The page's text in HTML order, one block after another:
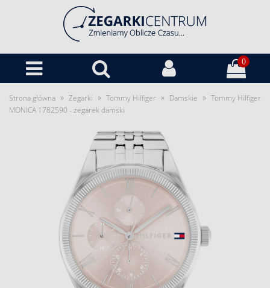
0
Strona główna » Zegarki » Tommy Hilfiger » Damskie » Tommy Hilfiger
MONICA 1782590 - zegarek damski